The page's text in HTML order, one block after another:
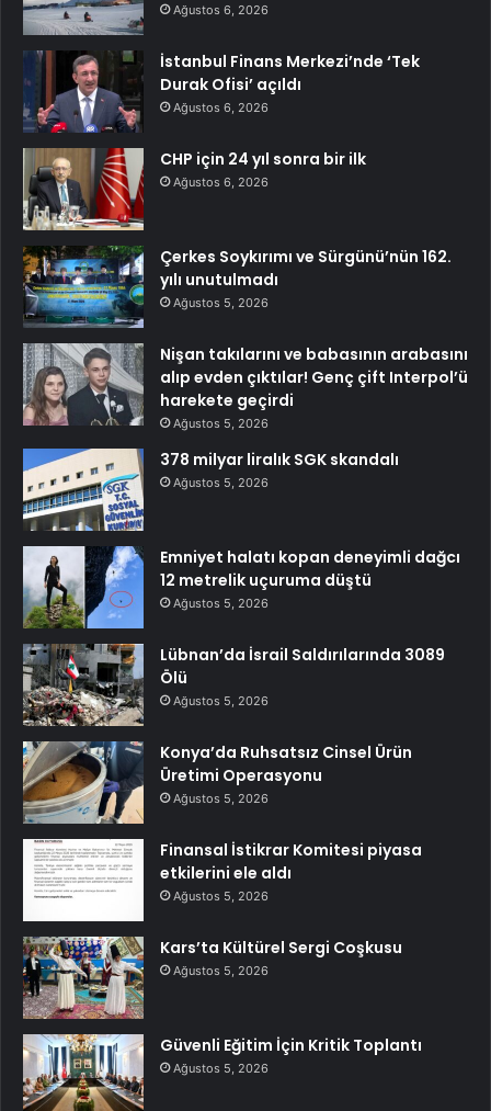
Ağustos 6, 2026
İstanbul Finans Merkezi’nde ‘Tek
Durak Ofisi’ açıldı
Ağustos 6, 2026
CHP için 24 yıl sonra bir ilk
Ağustos 6, 2026
Çerkes Soykırımı ve Sürgünü’nün 162.
yılı unutulmadı
Ağustos 5, 2026
Nişan takılarını ve babasının arabasını
alıp evden çıktılar! Genç çift Interpol’ü
harekete geçirdi
Ağustos 5, 2026
378 milyar liralık SGK skandalı
Ağustos 5, 2026
Emniyet halatı kopan deneyimli dağcı
12 metrelik uçuruma düştü
Ağustos 5, 2026
Lübnan’da İsrail Saldırılarında 3089
Ölü
Ağustos 5, 2026
Konya’da Ruhsatsız Cinsel Ürün
Üretimi Operasyonu
Ağustos 5, 2026
Finansal İstikrar Komitesi piyasa
etkilerini ele aldı
Ağustos 5, 2026
Kars’ta Kültürel Sergi Coşkusu
Ağustos 5, 2026
Güvenli Eğitim İçin Kritik Toplantı
Ağustos 5, 2026